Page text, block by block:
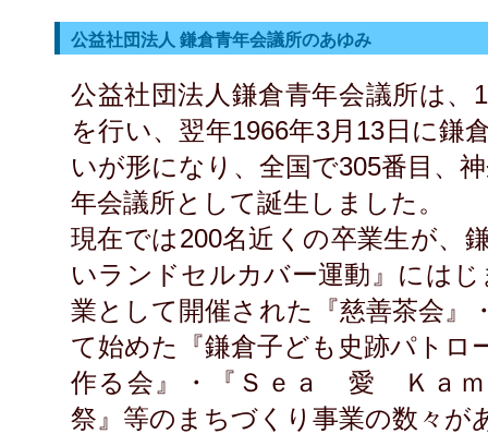
公益社団法人 鎌倉青年会議所のあゆみ
公益社団法人鎌倉青年会議所は、
を行い、翌年1966年3月13日に鎌
いが形になり、全国で305番目、
年会議所として誕生しました。
現在では200名近くの卒業生が、
いランドセルカバー運動』には
業として開催された『慈善茶会』
て始めた『鎌倉子ども史跡パトロ
作る会』・『Ｓｅａ 愛 Ｋａｍ
祭』等のまちづくり事業の数々が